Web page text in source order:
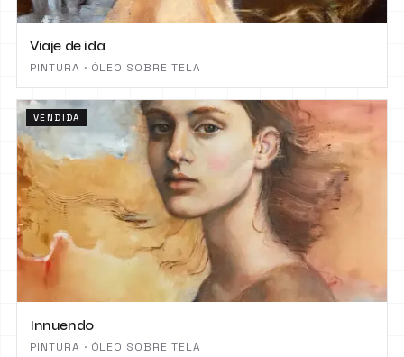
Viaje de ida
PINTURA · ÓLEO SOBRE TELA
VENDIDA
Innuendo
PINTURA · ÓLEO SOBRE TELA